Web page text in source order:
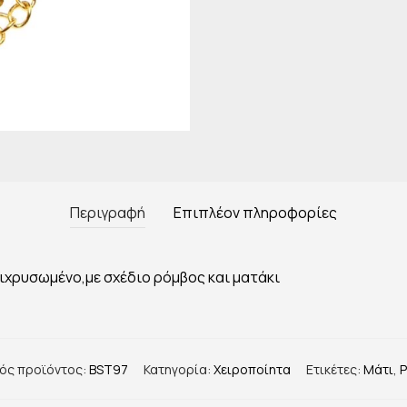
Περιγραφή Επιπλέον πληροφορίες
σχέδιο ρόμβος και ματάκι
προϊόντος: BST97 Κατηγορία: Χειροποίητα Ετικέτες: Μάτι,